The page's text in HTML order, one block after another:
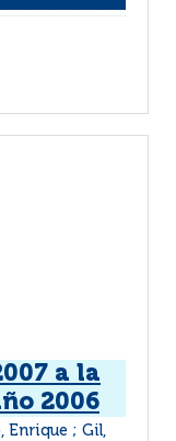
a la
2006
Enrique ; Gil,